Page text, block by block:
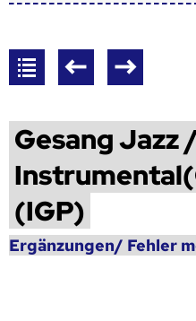
Gesang Jazz
(IGP)
Ergänzungen/ Fehler